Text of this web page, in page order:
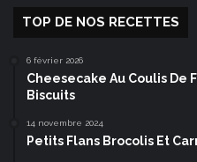
TOP DE NOS RECETTES
6 février 2026
Cheesecake Au Coulis De
Biscuits
14 novembre 2024
Petits Flans Brocolis Et